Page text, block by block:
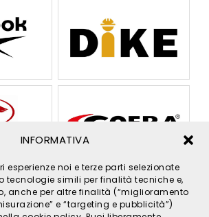
INFORMATIVA
esperienze noi e terze parti selezionate
tecnologie simili per finalità tecniche e,
anche per altre finalità (“miglioramento
e “targeting e pubblicità”)